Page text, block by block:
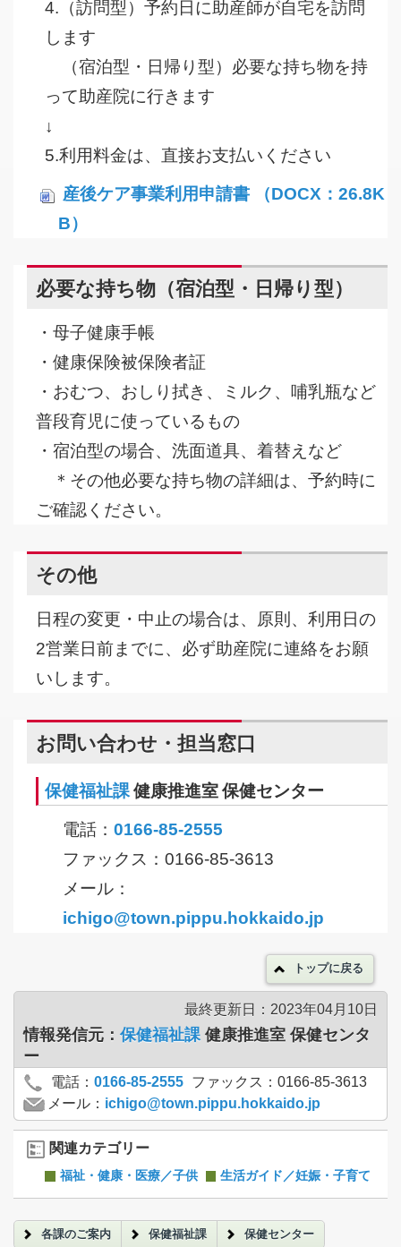
4.（訪問型）予約日に助産師が自宅を訪問
します
（宿泊型・日帰り型）必要な持ち物を持
って助産院に行きます
↓
5.利用料金は、直接お支払いください
産後ケア事業利用申請書 （DOCX：26.8K
B）
必要な持ち物（宿泊型・日帰り型）
・母子健康手帳
・健康保険被保険者証
・おむつ、おしり拭き、ミルク、哺乳瓶など
普段育児に使っているもの
・宿泊型の場合、洗面道具、着替えなど
＊その他必要な持ち物の詳細は、予約時に
ご確認ください。
その他
日程の変更・中止の場合は、原則、利用日の
2営業日前までに、必ず助産院に連絡をお願
いします。
お問い合わせ・担当窓口
保健福祉課健康推進室 保健センター
電話： 0166-85-2555
ファックス：0166-85-3613
メール：
ichigo@town.pippu.hokkaido.jp
トップに戻る
最終更新日：2023年04月10日
情報発信元： 保健福祉課 健康推進室 保健センタ
ー
電話： 0166-85-2555 ファックス：0166-85-3613
メール： ichigo@town.pippu.hokkaido.jp
関連カテゴリー
福祉・健康・医療／子供 生活ガイド／妊娠・子育て
各課のご案内 保健福祉課 保健センター